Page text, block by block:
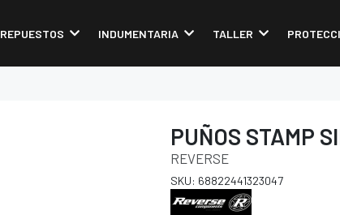
REPUESTOS INDUMENTARIA TALLER
PUÑOS STAMP
REVERSE
SKU: 68822441323047